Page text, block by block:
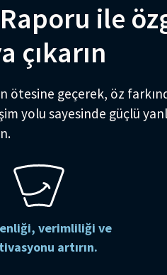
ile
çıkarın
ötesine geçerek, öz
yolu sayesinde güçlü
verimliliği ve
artırın.